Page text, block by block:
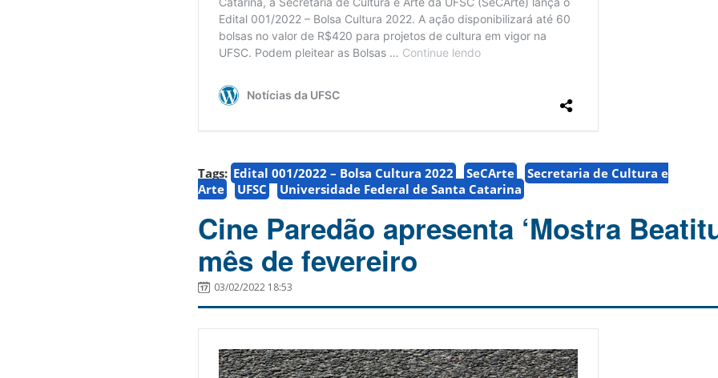
Tags: Edital 001/2022 – Bolsa Cultura 2022 SeCArte
Secretaria de Cultura e
Arte
UFSC Universidade Federal de Santa Catarina
Cine Paredão apresenta ‘Mostra
mês de fevereiro
03/02/2022 18:53